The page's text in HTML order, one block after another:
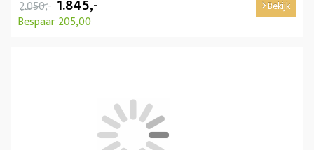
2.050,- 1.845,-
Bespaar 205,00
Bekijk